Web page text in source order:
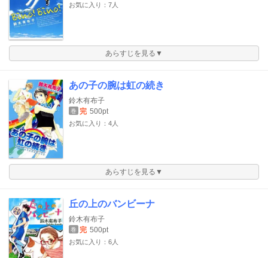
お気に入り：7人
あらすじを見る▼
あの子の腕は虹の続き
鈴木有布子
巻 完 500pt
お気に入り：4人
あらすじを見る▼
丘の上のバンビーナ
鈴木有布子
巻 完 500pt
お気に入り：6人